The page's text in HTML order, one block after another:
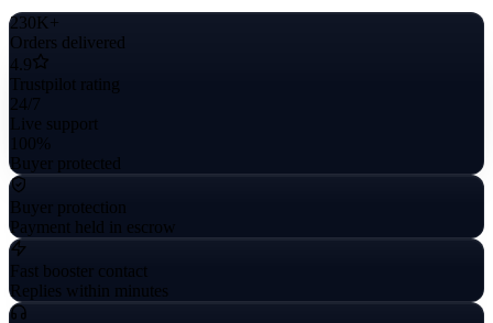
230K+
Orders delivered
4.9
Trustpilot rating
24/7
Live support
100%
Buyer protected
Buyer protection
Payment held in escrow
Fast booster contact
Replies within minutes